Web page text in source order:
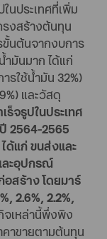
นประเทศที่เพิ่ม
รงสร้างต้นทุน
ขั้นต้นจากงบการ
ำมันมาก ได้แก่
รใช้น้ำมัน 32%)
และวัสดุ
จรูปในประเทศ
2564-2565
ด้แก่ ขนส่งและ
ละอุปกรณ์
สร้าง โดยมาร์
2.6%, 2.2%,
จเหล่านี้พึ่งพิง
คาขายตามต้นทุน